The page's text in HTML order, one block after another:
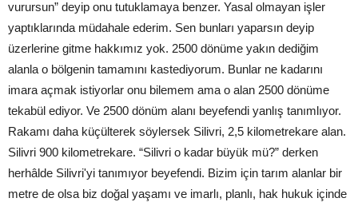
vurursun” deyip onu tutuklamaya benzer. Yasal olmayan işler
yaptıklarında müdahale ederim. Sen bunları yaparsın deyip
üzerlerine gitme hakkımız yok. 2500 dönüme yakın dediğim
alanla o bölgenin tamamını kastediyorum. Bunlar ne kadarını
imara açmak istiyorlar onu bilemem ama o alan 2500 dönüme
tekabül ediyor. Ve 2500 dönüm alanı beyefendi yanlış tanımlıyor.
Rakamı daha küçülterek söylersek Silivri, 2,5 kilometrekare alan.
Silivri 900 kilometrekare. “Silivri o kadar büyük mü?” derken
herhâlde Silivri'yi tanımıyor beyefendi. Bizim için tarım alanlar bir
metre de olsa biz doğal yaşamı ve imarlı, planlı, hak hukuk içinde